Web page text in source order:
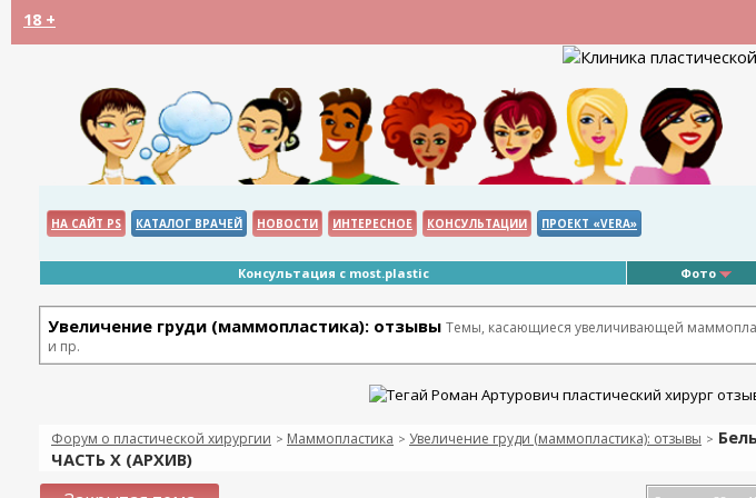
18 +
НА САЙТ PS КАТАЛОГ ВРАЧЕЙ НОВОСТИ ИНТЕРЕСНОЕ КОНСУЛЬТАЦИИ ПРОЕКТ «VERA»
Консультация с most.plastic Фото
Увеличение груди (маммопластика): отзывы Темы, касающиеся увеличивающей
и пр.
Форум о пластической хирургии > Маммопластика > Увеличение груди (маммопластика): отзывы >
ЧАСТЬ Х (АРХИВ)